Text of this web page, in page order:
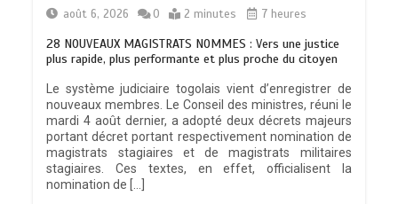
août 6, 2026
0 2 minutes 7 heures
28 NOUVEAUX MAGISTRATS NOMMES : Vers une justice
plus rapide, plus performante et plus proche du citoyen
Le système judiciaire togolais vient d’enregistrer de
nouveaux membres. Le Conseil des ministres, réuni le
mardi 4 août dernier, a adopté deux décrets majeurs
portant décret portant respectivement nomination de
magistrats stagiaires et de magistrats militaires
stagiaires. Ces textes, en effet, officialisent la
nomination de […]